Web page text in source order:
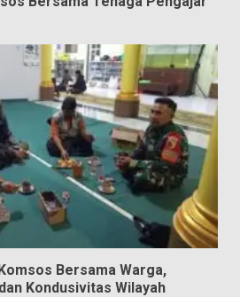
Bersama Warga,
Kondusivitas Wilayah